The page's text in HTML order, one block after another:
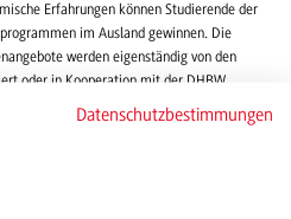
Erfahrungen können Studierende der
im Ausland gewinnen. Die
werden eigenständig von den
oder in Kooperation mit der DHBW
einer Praxisphase (Urlaub)
– z. B. Summer Schools und
Taiwan und in verschiedenen
Datenschutzbestimmungen